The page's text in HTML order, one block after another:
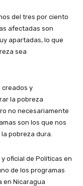
del tres por ciento
afectadas son
apartadas, lo que
sea
creados y
la pobreza
no necesariamente
son los que nos
pobreza dura.
oficial de Políticas en
de los programas
en Nicaragua